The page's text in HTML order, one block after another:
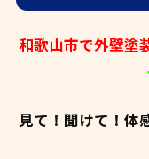
和歌山市で外壁塗
見て！聞けて！体